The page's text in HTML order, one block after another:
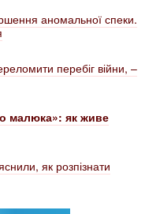
аномальної спеки.
перебіг війни, –
малюка»: як живе
як розпізнати